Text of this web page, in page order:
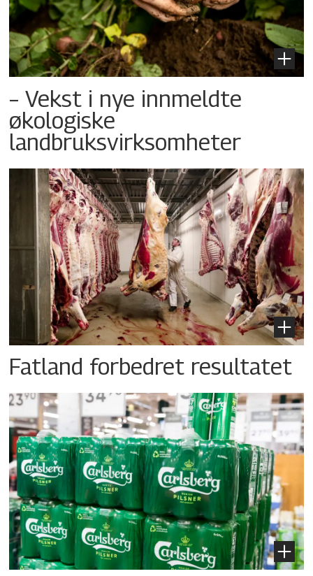
– Vekst i nye innmeldte
økologiske
landbruksvirksomheter
Fatland forbedret resultatet